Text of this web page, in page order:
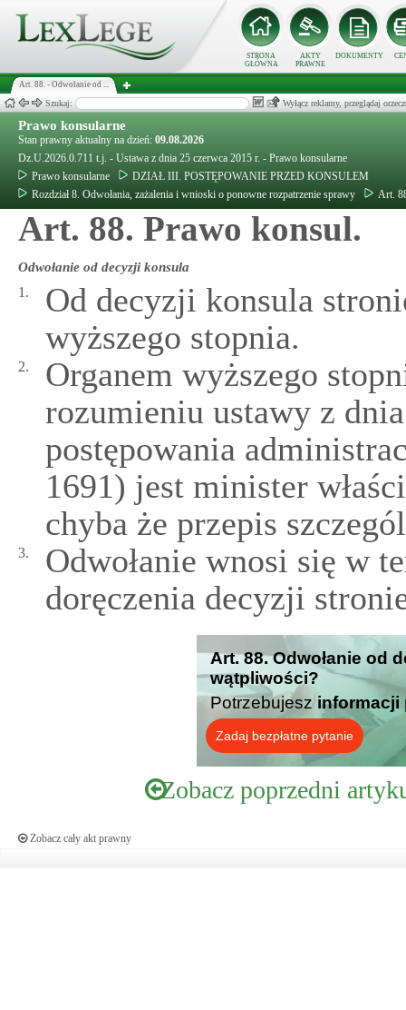
STRONA
GŁÓWNA
AKTY
PRAWNE
DOKUMENTY
Art. 88. - Odwołanie od ...
Szukaj: Wyłącz reklamy, przeglądaj
Prawo konsularne
Stan prawny aktualny na dzień: 09.08.2026
Dz.U.2026.0.711 t.j. - Ustawa z dnia 25 czerwca 2015 r. - Prawo konsularne
Prawo konsularne
DZIAŁ III. POSTĘPOWANIE PRZED KONSULEM
Rozdział 8. Odwołania, zażalenia i wnioski o ponowne rozpatrzenie sprawy
Art.
Art. 88. Prawo konsul.
Odwołanie od decyzji konsula
1.
Od decyzji konsula
wyższego stopnia.
2.
Organem wyższego
rozumieniu ustawy z
postępowania
1691) jest minister
chyba że przepis
3.
Odwołanie wnosi się w
doręczenia decyzji
Art. 88. Odwołanie od
wątpliwości?
Potrzebujesz informacji
Zadaj bezpłatne pytanie
Zobacz poprzedni
Zobacz cały akt prawny